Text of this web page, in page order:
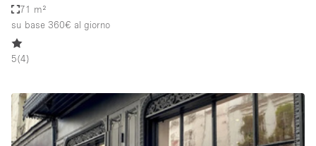
Salone
Spazio creativo
Spazio pubblicitario
Spazio unico
71 m²
su base 360€ al giorno
5(4)